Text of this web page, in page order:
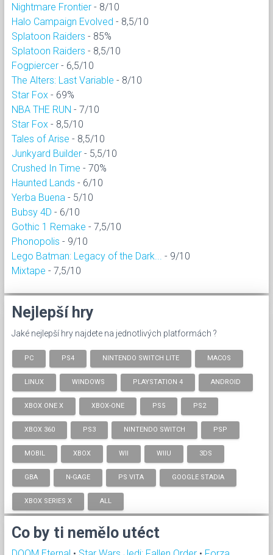
Nightmare Frontier - 8/10
Halo Campaign Evolved - 8,5/10
Splatoon Raiders - 85%
Splatoon Raiders - 8,5/10
Fogpiercer - 6,5/10
The Alters: Last Variable - 8/10
Star Fox - 69%
NBA THE RUN - 7/10
Star Fox - 8,5/10
Tales of Arise - 8,5/10
Junkyard Builder - 5,5/10
Crushed In Time - 70%
Haunted Lands - 6/10
Yerba Buena - 5/10
Bubsy 4D - 6/10
Gothic 1 Remake - 7,5/10
Phonopolis - 9/10
Lego Batman: Legacy of the Dark...
- 9/10
Mixtape - 7,5/10
Nejlepší hry
Jaké nejlepší hry najdete na jednotlivých platformách ?
PC PS4 NINTENDO SWITCH LITE MACOS
LINUX WINDOWS PLAYSTATION 4 ANDROID
XBOX ONE X XBOX-ONE PS5 PS2
XBOX 360 PS3 NINTENDO SWITCH PSP
MOBIL XBOX WII WIIU 3DS
GBA N-GAGE PS VITA GOOGLE STADIA
XBOX SERIES X ALL
Co by ti nemělo utéct